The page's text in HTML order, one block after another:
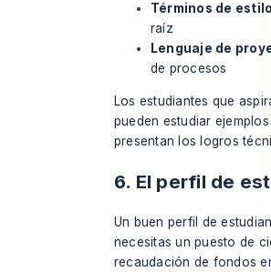
Términos de
raíz
Lenguaje de
de procesos
Los estudiantes que
pueden estudiar
presentan los logros
6. El perfil de
Un buen perfil de
necesitas un puesto de
recaudación de fondos